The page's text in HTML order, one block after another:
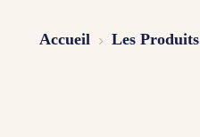
Accueil Les Produits